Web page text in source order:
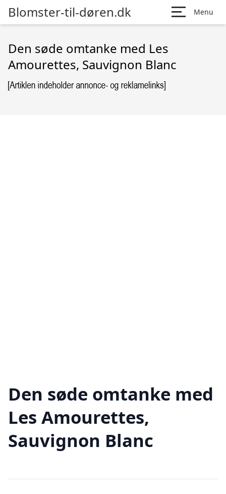
Blomster-til-døren.dk Menu
Den søde omtanke med Les
Amourettes, Sauvignon Blanc
Den søde omtanke med
Les Amourettes,
Sauvignon Blanc